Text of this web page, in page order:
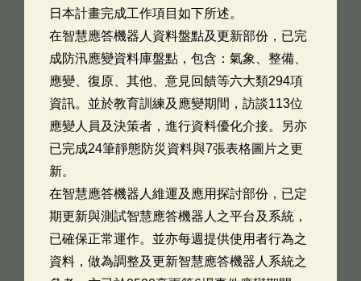
日本計畫完成工作項目如下所述。
在智慧應答機器人資料盤點及更新部份，已完
成防汛應變資料庫盤點，包含：氣象、整備、
應變、復原、其他、意見回饋等六大類294項
資訊。並於教育訓練及應變期間，訪談113位
應變人員及決策者，進行資料優化介接。另亦
已完成24筆靜態防災資料與7張表格圖片之更
新。
在智慧應答機器人維運及應用探討部份，已定
期更新與測試智慧應答機器人之平台及系統，
已確保正常運作。並亦每週提供使用者行為之
資料，做為調整及更新智慧應答機器人系統之